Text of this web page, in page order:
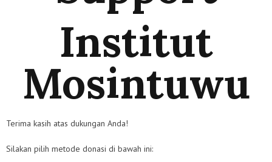
Institut
Mosintuwu
Terima kasih atas dukungan Anda!
Silakan pilih metode donasi di bawah ini: